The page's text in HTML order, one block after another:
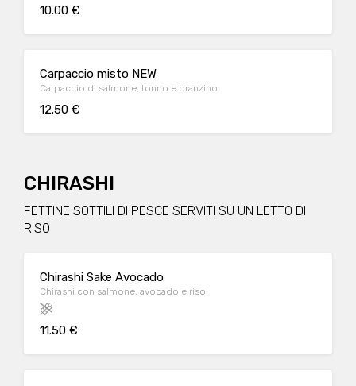
10.00 €
Carpaccio misto NEW
Carpaccio di salmone, tonno e branzino
12.50 €
CHIRASHI
FETTINE SOTTILI DI PESCE SERVITI SU UN LETTO DI
RISO
Chirashi Sake Avocado
Chirashi con salmone, avocado e riso.
11.50 €